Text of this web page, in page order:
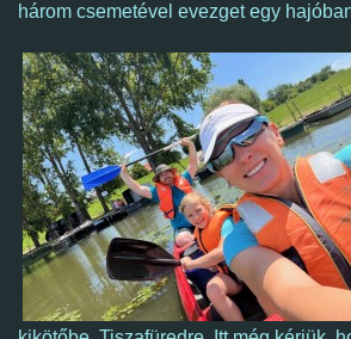
három csemetével evezget egy